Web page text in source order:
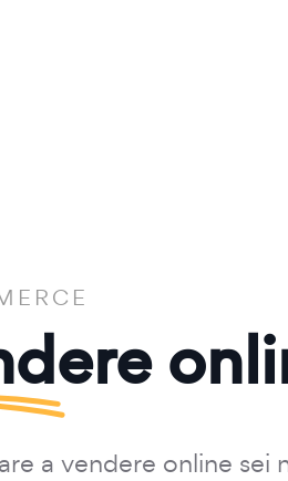
a vendere online sei